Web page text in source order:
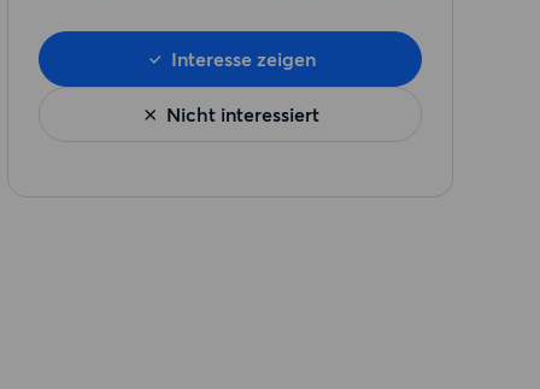
Nicht interessiert
Interesse zeigen